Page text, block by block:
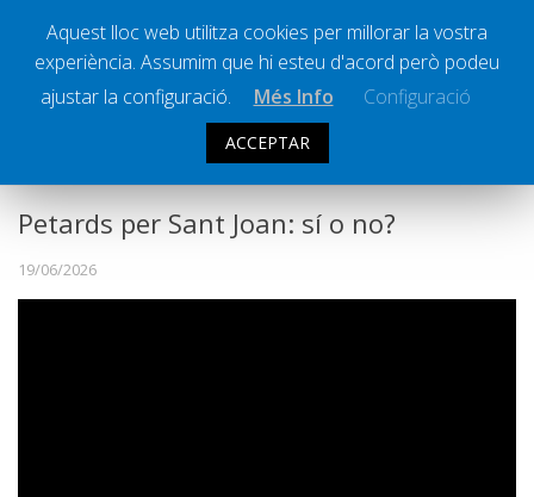
Societat
Successos
Ràdio Calella Televisió
Petards per Sant Joan: sí o no?
19/06/2026
Aquest lloc web utilitza cookies per millorar la vostra
experiència. Assumim que hi esteu d'acord però podeu
ajustar la configuració.
Més Info Configuració
ACCEPTAR